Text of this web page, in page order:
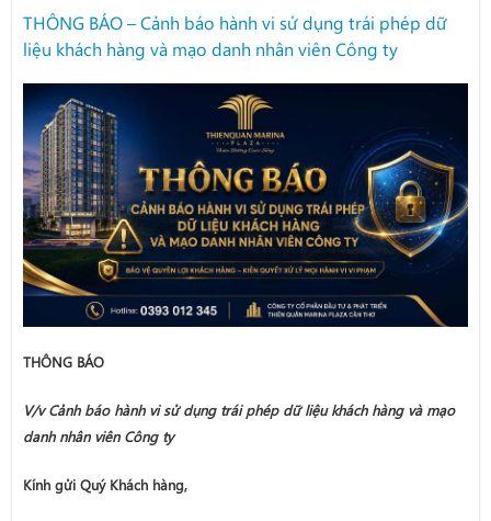
THÔNG BÁO – Cảnh báo hành vi sử dụng trái phép dữ
liệu khách hàng và mạo danh nhân viên Công ty
THÔNG BÁO
V/v Cảnh báo hành vi sử dụng trái phép dữ liệu khách hàng và mạo
danh nhân viên Công ty
Kính gửi Quý Khách hàng,